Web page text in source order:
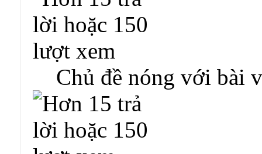
Chủ đề nóng với bài